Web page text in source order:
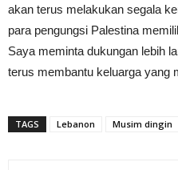
akan terus melakukan segala
para pengungsi Palestina
Saya meminta dukungan lebih
terus membantu keluarga yang
TAGS Lebanon Musim dingin